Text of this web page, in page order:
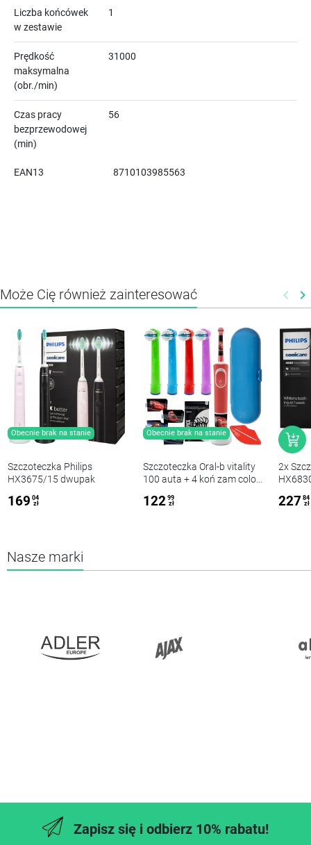
Liczba końcówek
w zestawie
1
Prędkość
maksymalna
(obr./min)
31000
Czas pracy
bezprzewodowej
(min)
56
EAN13 8710103985563
Może Cię również zainteresować keyboard_arrow_left keyboard_arrow_right
Obecnie brak na stanie
Szczoteczka Philips
HX3675/15 dwupak
169 04
zł
Obecnie brak na stanie
Szczoteczka Oral-b vitality
100 auta + 4 koń zam color
122 99
zł
2x
227 84
zł
Nasze marki
Zapisz się i odbierz 10% rabatu!